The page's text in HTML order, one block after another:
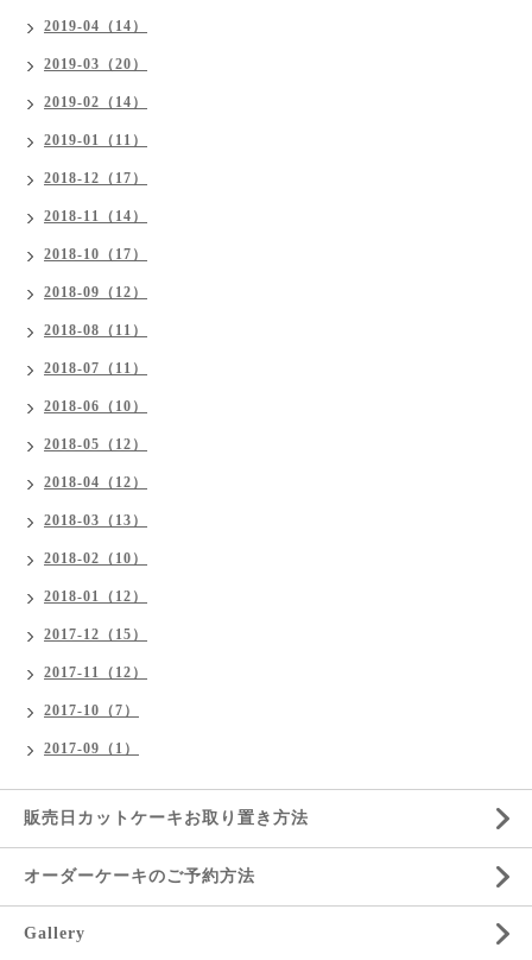
2019-04（14）
2019-03（20）
2019-02（14）
2019-01（11）
2018-12（17）
2018-11（14）
2018-10（17）
2018-09（12）
2018-08（11）
2018-07（11）
2018-06（10）
2018-05（12）
2018-04（12）
2018-03（13）
2018-02（10）
2018-01（12）
2017-12（15）
2017-11（12）
2017-10（7）
2017-09（1）
販売日カットケーキお取り置き方法
オーダーケーキのご予約方法
Gallery